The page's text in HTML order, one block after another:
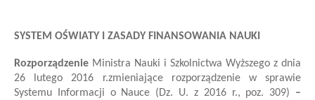
SYSTEM OŚWIATY I ZASADY FINANSOWANIA NAUKI
Rozporządzenie Ministra Nauki i Szkolnictwa Wyższego z dnia
26 lutego 2016 r.zmieniające rozporządzenie w sprawie
Systemu Informacji o Nauce (Dz. U. z 2016 r., poz. 309) –